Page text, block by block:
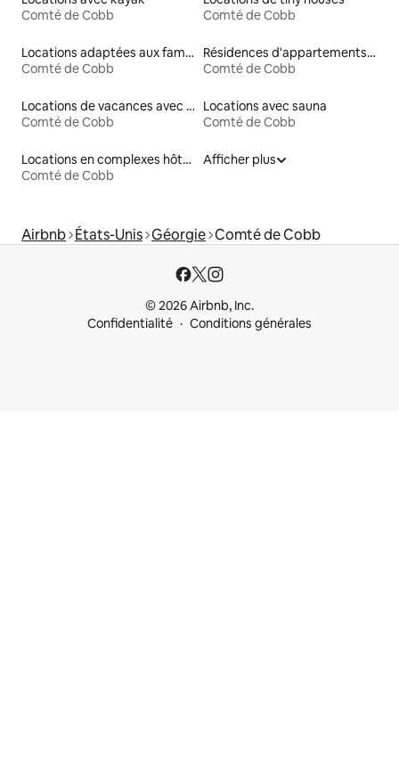
Comté de Cobb
Comté de Cobb
Locations adaptées aux familles
Comté de Cobb
Résidences d'appartements en location
Comté de Cobb
Locations de vacances avec piscine
Comté de Cobb
Locations avec sauna
Comté de Cobb
Locations en complexes hôteliers
Comté de Cobb
Afficher plus
Airbnb États-Unis Géorgie Comté de Cobb
© 2026 Airbnb, Inc.
Confidentialité
Conditions générales